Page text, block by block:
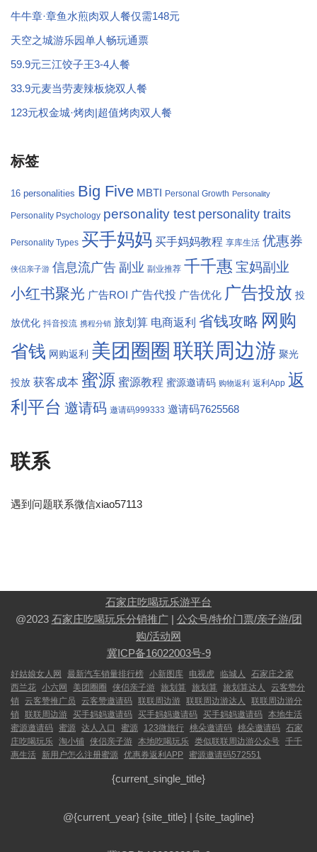
牛牛章·章鱼水煎肉双人餐仅需148元
天空之城游乐园单人畅玩通票
59.9元三江饺子王3-4人餐
33.9元麦当劳麦辣板烧双人餐
123元权金城·烤肉|超值烤肉双人餐
标签
16 personalities Big Five MBTI Personal Growth Personality
Personality Psychology personality test personality traits
Personality Types 买手妈妈 买手妈妈教程 享库生活 优惠券
侠侣亲子游 信息流广告 副业 副业推荐 千千惠 宝妈副业
小红书聚光 广告ROI 广告代投 广告优化 广告投放 投
放优化 抖音投流 携程分销 旅划算 电商返利 省钱攻略 网购
省钱 网购返利 美团圈圈 联联周边游 聚光
投放 获客成本 蜜源 蜜源教程 蜜源邀请码 购物返利 返利App 返
利平台 邀请码 邀请码999333 邀请码7625568
联系
遇到问题联系微信xiao57113
石家庄吃喝玩乐游平台
@2023 石家庄吃喝玩乐分销推广| 公众号/特价门票/亲子游/团
购/活动网
冀ICP备16022003号-9
好姑娘女人网 最新汽车销量排行榜 小新图库 电视虎 临城人
石家庄之家
西兰花 小六网 美团圈圈 侠侣亲子游 旅划算 旅划算 旅划算达人
云客赞分
销
云客赞推广员 云客赞邀请码 联联周边游 联联周边游达人
联联周边游分
销
联联周边游 买手妈妈邀请码 买手妈妈邀请码 买手妈妈邀请码 本地生活
蜜源邀请码 蜜源 达人入口 蜜源 123微旅行 桃朵邀请码 桃朵邀请码 石家
庄吃喝玩乐 淘小铺 侠侣亲子游 本地吃喝玩乐 类似联联周边游公众号 千千
惠生活
新用户怎么注册蜜源 优惠券返利APP 蜜源邀请码572551
{current_single_title}
@{current_year} {site_title} | {site_tagline}